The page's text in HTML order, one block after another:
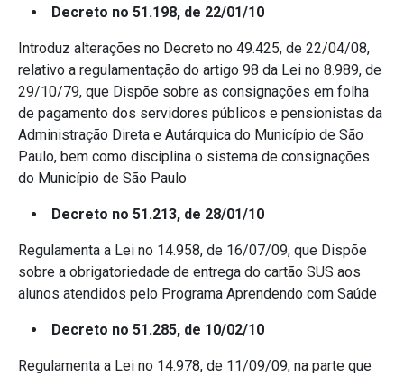
Decreto no 51.198, de 22/01/10
Introduz alterações no Decreto no 49.425, de 22/04/08,
relativo a regulamentação do artigo 98 da Lei no 8.989, de
29/10/79, que Dispõe sobre as consignações em folha
de pagamento dos servidores públicos e pensionistas da
Administração Direta e Autárquica do Município de São
Paulo, bem como disciplina o sistema de consignações
do Município de São Paulo
Decreto no 51.213, de 28/01/10
Regulamenta a Lei no 14.958, de 16/07/09, que Dispõe
sobre a obrigatoriedade de entrega do cartão SUS aos
alunos atendidos pelo Programa Aprendendo com Saúde
Decreto no 51.285, de 10/02/10
Regulamenta a Lei no 14.978, de 11/09/09, na parte que